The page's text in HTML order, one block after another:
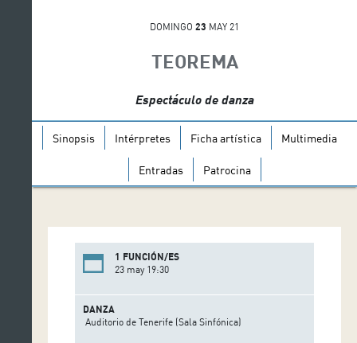
DOMINGO 23 MAY 21
TEOREMA
Espectáculo de danza
Sinopsis Intérpretes Ficha artística Multimedia
Entradas Patrocina
1 FUNCIÓN/ES
23 may 19:30
DANZA
Auditorio de Tenerife (Sala Sinfónica)